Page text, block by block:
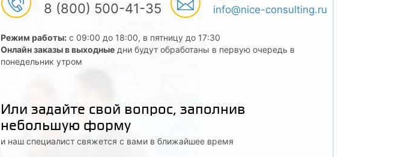
8 (800) 500-41-35 info@nice-consulting.ru
Режим работы:с 09:00 до 18:00, в пятницу до 17:30
Онлайн заказы в выходныедни будут обработаны в первую очередь в
понедельник утром
Или задайте свой вопрос, заполнив
небольшую форму
и наш специалист свяжется с вами в ближайшее время